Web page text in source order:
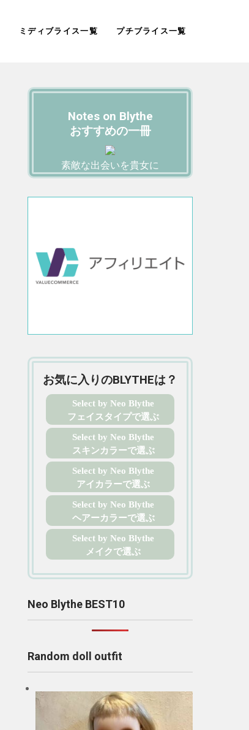
ミディブライス一覧 プチブライス一覧
Notes on Blythe
おすすめの一冊
素敵な出会いを貴女に
お気に入りのBLYTHEは？
Select by Neo Blythe
フェイスタイプで選ぶ
Select by Neo Blythe
スキンカラーで選ぶ
Select by Neo Blythe
アイカラーで選ぶ
Select by Neo Blythe
ヘアーカラーで選ぶ
Select by Neo Blythe
メイクで選ぶ
Neo Blythe BEST10
Random doll outfit